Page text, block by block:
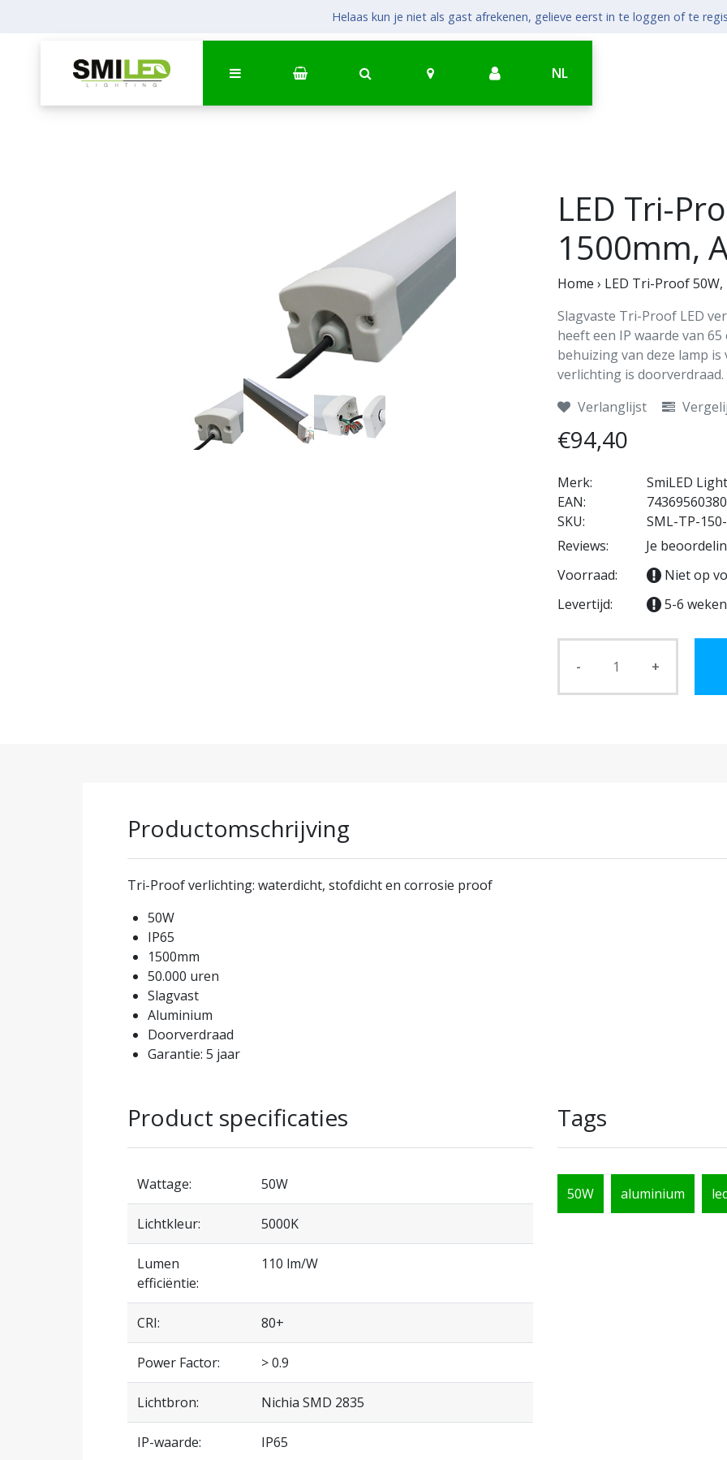
NL
Helaas kun je niet als gast afrekenen, gelieve eerst in te loggen of te
LED Tri-
1500mm,
Home › LED Tri-Proof
Slagvaste Tri-Proof LED
heeft een IP waarde van 65
behuizing van deze lamp
verlichting is doorverdraad.
Verlanglijst
€94,40
Merk:
SmiLED
EAN:
SKU:
SML-TP-
Reviews:
Je
Voorraad:
Niet op
Levertijd:
5-6 weken
- +
Productomschrijving
Tri-Proof verlichting: waterdicht, stofdicht en corrosie proof
50W
IP65
1500mm
50.000 uren
Slagvast
Aluminium
Doorverdraad
Garantie: 5 jaar
Product specificaties
Wattage: 50W
Lichtkleur: 5000K
Lumen
efficiëntie:
110 lm/W
CRI: 80+
Power Factor: > 0.9
Lichtbron: Nichia SMD 2835
IP-waarde: IP65
Tags
50W aluminium